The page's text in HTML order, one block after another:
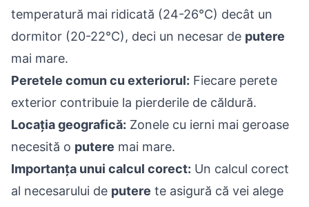
temperatură mai ridicată (24-26°C) decât un
dormitor (20-22°C), deci un necesar de putere
mai mare.
Peretele comun cu exteriorul: Fiecare perete
exterior contribuie la pierderile de căldură.
Locația geografică: Zonele cu ierni mai geroase
necesită o putere mai mare.
Importanța unui calcul corect: Un calcul corect
al necesarului de putere te asigură că vei alege